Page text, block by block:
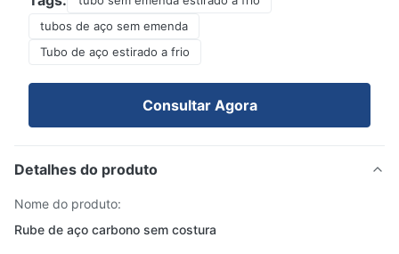
tubos de aço sem emenda
Tubo de aço estirado a frio
Consultar Agora
Detalhes do produto
Nome do produto:
Rube de aço carbono sem costura